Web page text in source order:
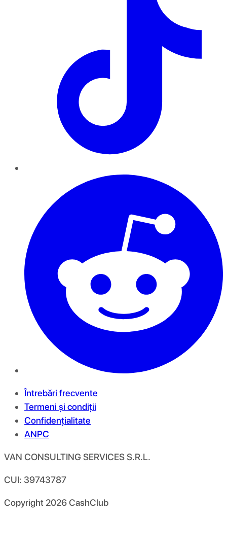
Întrebări frecvente
Termeni și condiții
Confidențialitate
ANPC
VAN CONSULTING SERVICES S.R.L.
CUI: 39743787
Copyright 2026CashClub